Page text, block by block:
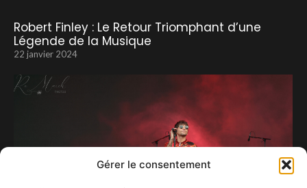
Gérer le consentement
Robert Finley : Le Retour Triomphant d’une
Légende de la Musique
22 janvier 2024